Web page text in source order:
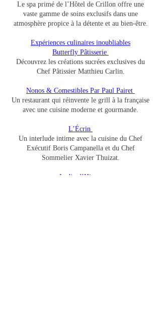
Le spa primé de l’Hôtel de Crillon offre une
vaste gamme de soins exclusifs dans une
atmosphère propice à la détente et au bien-être.
Expériences culinaires inoubliables
Butterfly Pâtisserie
Découvrez les créations sucrées exclusives du
Chef Pâtissier Matthieu Carlin.
Nonos & Comestibles Par Paul Pairet
Un restaurant qui réinvente le grill à la française
avec une cuisine moderne et gourmande.
L’Écrin
Un interlude intime avec la cuisine du Chef
Exécutif Boris Campanella et du Chef
Sommelier Xavier Thuizat.
Jardin d’Hiver